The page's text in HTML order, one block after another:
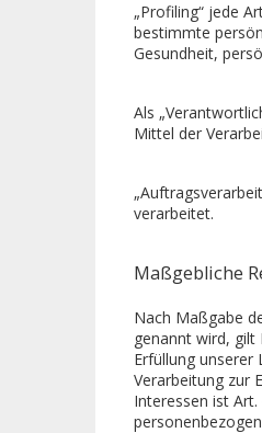
„Profiling“ jede
bestimmte
Gesundheit,
Als
Mittel der
verarbeitet.
Maßgebliche
Nach Maßgabe
genannt wird, gilt
Erfüllung unserer
Verarbeitung zur
Interessen ist